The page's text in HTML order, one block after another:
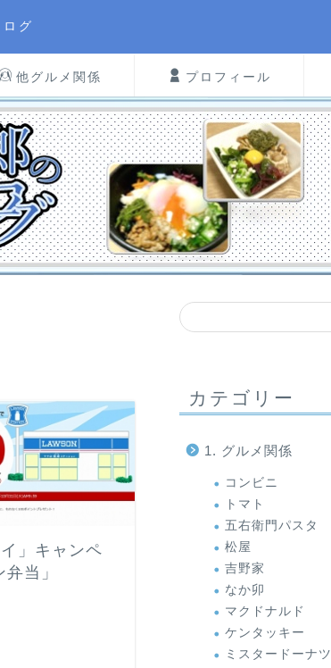
グ
他グルメ関係 プロフィール
」キャンペ
当」
カテゴリー
1. グルメ関係
コンビニ
トマト
五右衛門パスタ
松屋
吉野家
なか卯
マクドナルド
ケンタッキー
ミスタードーナツ